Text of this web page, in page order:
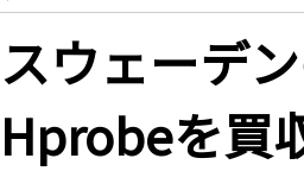
スウェーデ
Hprobeを買